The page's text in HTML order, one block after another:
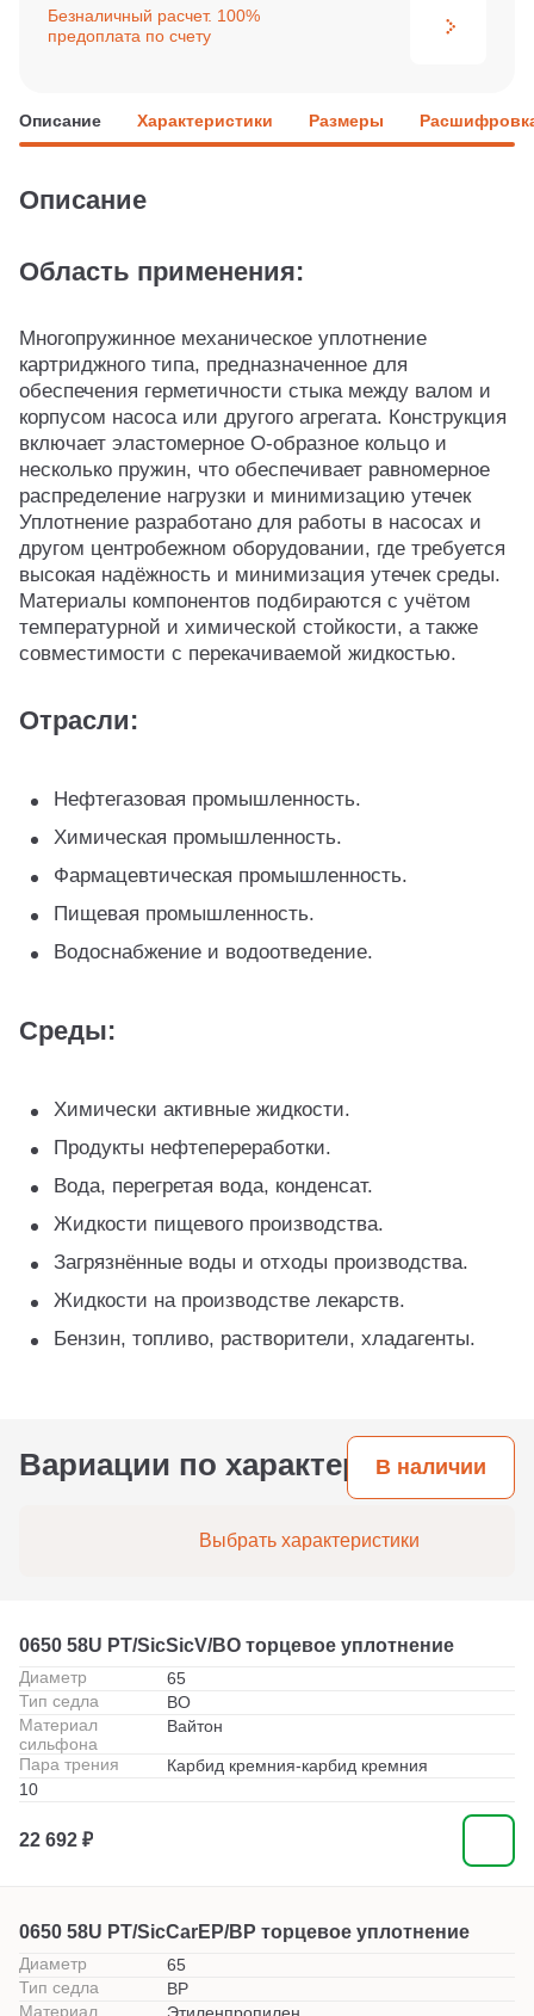
Безналичный расчет. 100%
предоплата по счету
Описание Характеристики Размеры
Описание
Область применения:
Многопружинное механическое уплотнение
картриджного типа, предназначенное для
обеспечения герметичности стыка между валом и
корпусом насоса или другого агрегата. Конструкция
включает эластомерное O-образное кольцо и
несколько пружин, что обеспечивает равномерное
распределение нагрузки и минимизацию утечек
Уплотнение разработано для работы в насосах и
другом центробежном оборудовании, где требуется
высокая надёжность и минимизация утечек среды.
Материалы компонентов подбираются с учётом
температурной и химической стойкости, а также
совместимости с перекачиваемой жидкостью.
Отрасли:
Нефтегазовая промышленность.
Химическая промышленность.
Фармацевтическая промышленность.
Пищевая промышленность.
Водоснабжение и водоотведение.
Среды:
Химически активные жидкости.
Продукты нефтепереработки.
Вода, перегретая вода, конденсат.
Жидкости пищевого производства.
Загрязнённые воды и отходы производства.
Жидкости на производстве лекарств.
Бензин, топливо, растворители, хладагенты.
Вариации по характеристикам
В наличии
Выбрать характеристики
0650 58U PT/SicSicV/BO торцевое уплотнение
Диаметр
65
Тип седла
BO
Материал
сильфона
Вайтон
Пара трения
Карбид кремния-карбид кремния
10
22 692 ₽
0650 58U PT/SicCarEP/BP торцевое уплотнение
Диаметр
65
Тип седла
BP
Материал